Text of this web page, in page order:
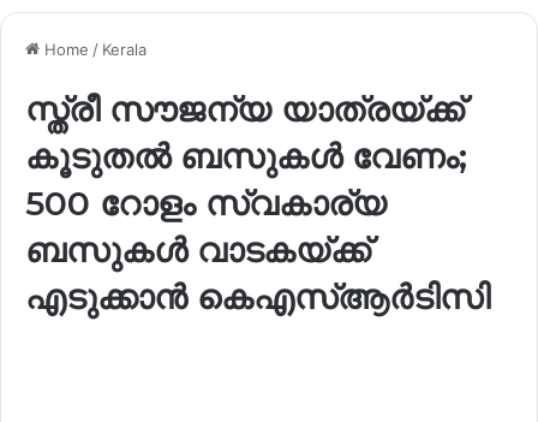
Home / Kerala
സ്ത്രീ സൗജന്യ യാത്രയ്ക്ക്
കൂടുതല്‍ ബസുകള്‍ വേണം;
500 റോളം സ്വകാര്യ
ബസുകള്‍ വാടകയ്ക്ക്
എടുക്കാന്‍ കെഎസ്ആർടിസി